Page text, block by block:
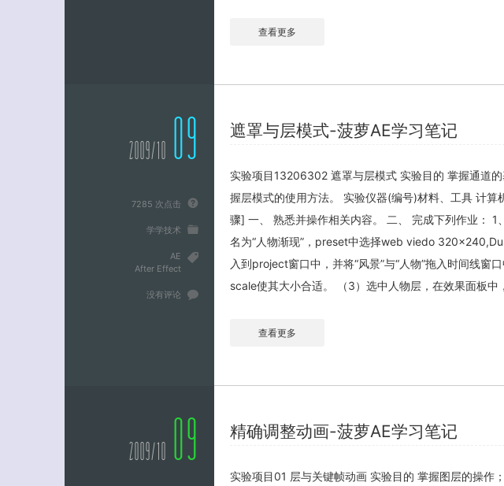
查看更多
遮罩与层模式-菠萝AE学习笔记
实验项目13206302 遮罩与层模式 实验目的 掌握通道
握层模式的使用方法。 实验仪器(编号)材料、工具 计
骤] 一、 熟悉并操作相关内容。 二、 完成下列作业：
名为“人物渐现”，preset中选择web viedo
入到project窗口中，并将“风景”与“人物”拖入时间线窗
scale使其大小合适。 （3）选中人物层，在效果面板
查看更多
2009/10 09
7285 次点击
学学技术
AE
After Effect
没有评论
精确调整动画-菠萝AE学习笔记
实验项目01 层与关键帧动画 实验目的 掌握图层的操作
2009/10 09